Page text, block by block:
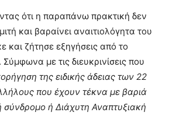
ότι η παραπάνω πρακτική δεν
και βαραίνει αναιτιολόγητα του
και ζήτησε εξηγήσεις από το
με τις διευκρινίσεις που
της ειδικής άδειας των 22
που έχουν τέκνα με βαριά
σύνδρομο ή Διάχυτη Αναπτυξιακή